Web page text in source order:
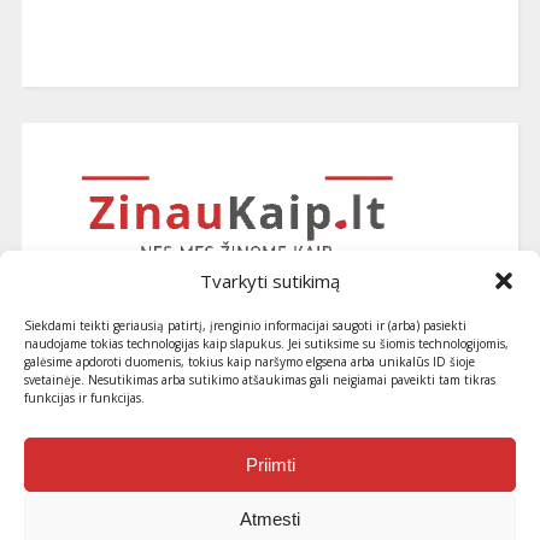
Tvarkyti sutikimą
Siekdami teikti geriausią patirtį, įrenginio informacijai saugoti ir (arba) pasiekti
naudojame tokias technologijas kaip slapukus. Jei sutiksime su šiomis technologijomis,
galėsime apdoroti duomenis, tokius kaip naršymo elgsena arba unikalūs ID šioje
svetainėje. Nesutikimas arba sutikimo atšaukimas gali neigiamai paveikti tam tikras
funkcijas ir funkcijas.
Priimti
Atmesti
Užsiprenumeruokite naujausius
straipsnius ir patarimus